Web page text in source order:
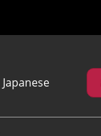
Japanese